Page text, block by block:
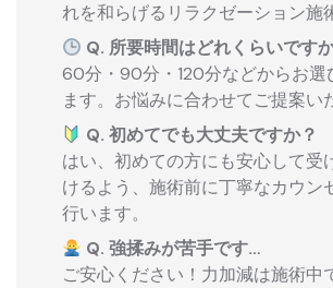
れを和らげるリラクゼーション施
Q. 所要時間はどれくらいです
60分・90分・120分などからお選
ます。お悩みに合わせてご提案い
Q. 初めてでも大丈夫ですか？
はい、初めての方にも安心して受
けるよう、施術前に丁寧なカウン
行います。
Q. 強揉みが苦手です…
ご安心ください！力加減は施術中